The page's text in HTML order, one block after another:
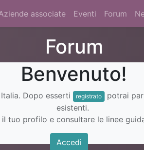
associate Eventi Forum
Forum
Benvenuto!
Dopo esserti registrato
potrai
esistenti.
tuo profilo e consultare le linee
Accedi